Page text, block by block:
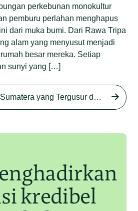
di Rawa Tripa
Hanafiah 27 Agu 2025
Perburuan
perkebunan monokultur
pemburu perlahan menghapus
dari muka bumi. Dari Rawa Tripa
alam yang menyusut menjadi
besar mereka. Setiap
sunyi yang […]
Kisah Orangutan Sumatera yang Tergusur dari Rumah Sendiri series
kredibel